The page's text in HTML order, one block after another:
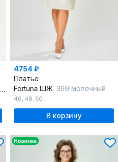
4754 ₽
Платье
Fortuna ШЖ 369 молочный
46, 48, 50
В корзину
Новинка